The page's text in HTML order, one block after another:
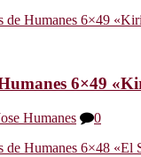
6×49
Humanes 0